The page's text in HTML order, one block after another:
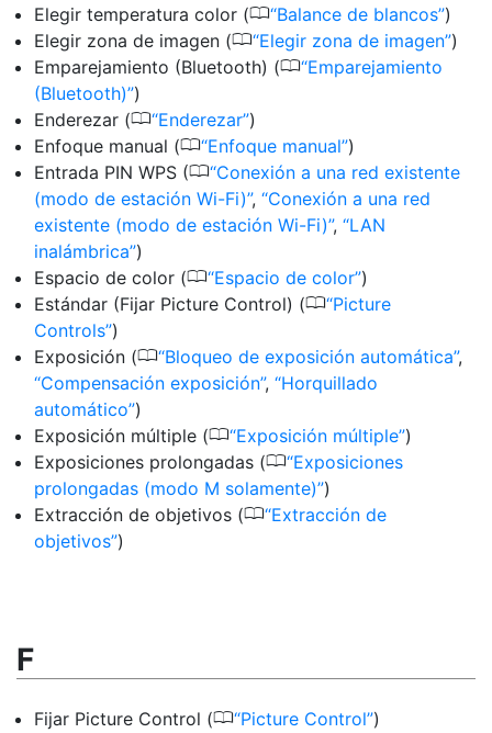
Elegir temperatura color (0 Balance de blancos )
Elegir zona de imagen (0 Elegir zona de imagen )
Emparejamiento (Bluetooth) (0 Emparejamiento
(Bluetooth) )
Enderezar (0 Enderezar )
Enfoque manual (0 Enfoque manual )
Entrada PIN WPS (0 Conexión a una red existente
(modo de estación Wi-Fi) ,
Conexión a una red
existente (modo de estación Wi-Fi) ,
LAN
inalámbrica )
Espacio de color (0 Espacio de color )
Estándar (Fijar Picture Control) (0 Picture
Controls )
Exposición (0 Bloqueo de exposición automática ,
Compensación exposición ,
Horquillado
automático )
Exposición múltiple (0 Exposición múltiple )
Exposiciones prolongadas (0 Exposiciones
prolongadas (modo M solamente) )
Extracción de objetivos (0 Extracción de
objetivos )
F
Fijar Picture Control (0 Picture Control )